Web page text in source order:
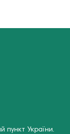
пункт України.